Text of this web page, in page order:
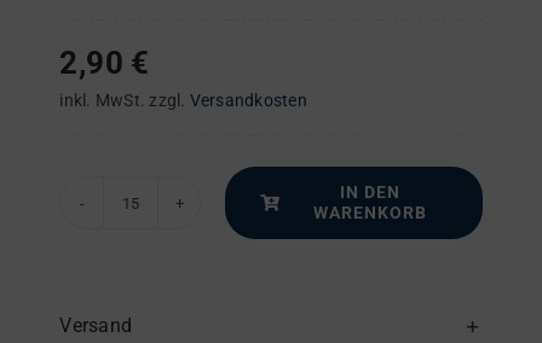
2,90 €
inkl. MwSt. zzgl. Versandkosten
Chorpartitur
IN DEN
WARENKORB
Versand